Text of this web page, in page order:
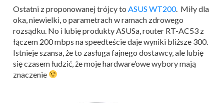
Ostatni z proponowanej trójcy to ASUS WT200. Miły dla
oka, niewielki, o parametrach w ramach zdrowego
rozsądku. No i lubię produkty ASUSa, router RT-AC53 z
łączem 200 mbps na speedteście daje wyniki bliższe 300.
Istnieje szansa, że to zasługa fajnego dostawcy, ale lubię
się czasem łudzić, że moje hardware’owe wybory mają
znaczenie